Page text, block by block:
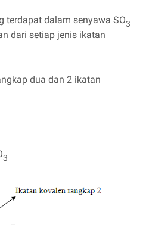
terdapat dalam senyawa SO3
dari setiap jenis ikatan
dua dan 2 ikatan
3